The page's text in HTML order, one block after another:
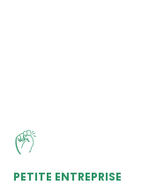
PETITE ENTREPRISE